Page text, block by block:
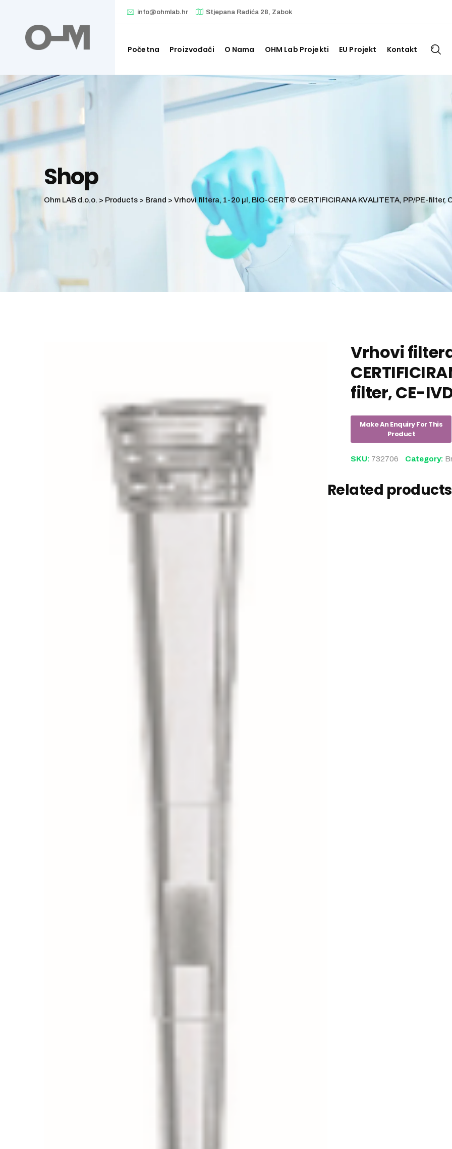
content
info@ohmlab.hr Stjepana Radića 28, Zabok
Početna Proizvođači O Nama OHM Lab Projekti EU Projekt Kontakt
Shop
Ohm LAB d.o.o. > Products > Brand > Vrhovi filtera, 1-20 µl, BIO-CERT® CERTIFICIRANA KVALITETA, PP/PE-filter,
Vrhovi
filter, CE-
SKU: 732706 Category:
Related products